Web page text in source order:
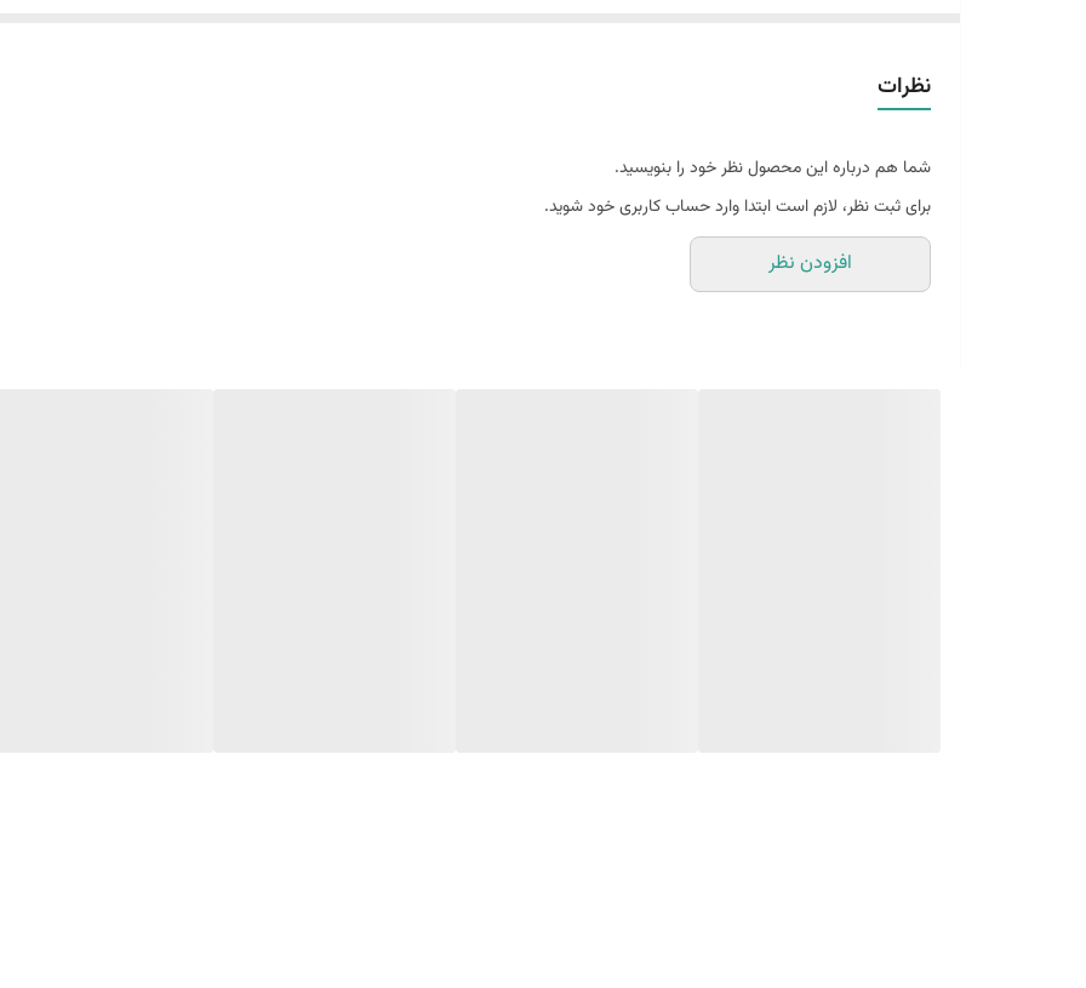
و به صورت پشت و رو جلد مجله های معروف چاپ میشه
نظرات
شما هم درباره این محصول نظر خود را بنویسید.
برای ثبت نظر، لازم است ابتدا وارد حساب کاربری خود شوید.
افزودن نظر